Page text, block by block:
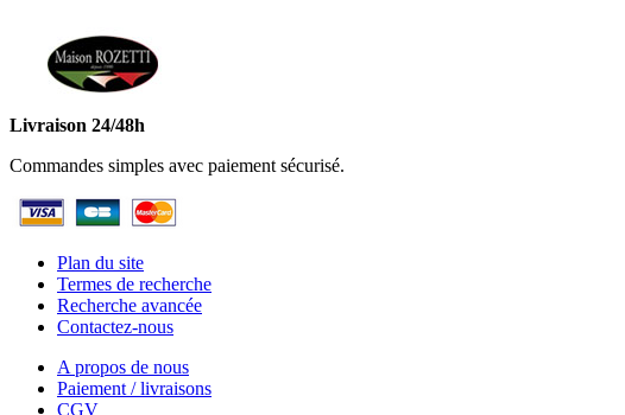
Livraison 24/48h
Commandes simples avec paiement sécurisé.
Plan du site
Termes de recherche
Recherche avancée
Contactez-nous
A propos de nous
Paiement / livraisons
CGV